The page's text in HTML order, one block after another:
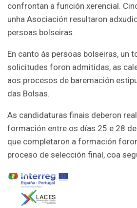
confrontan a función xerencial.
unha Asociación resultaron
persoas bolseiras.
En canto ás persoas bolseiras, un
solicitudes foron admitidas, as
aos procesos de baremación
das Bolsas.
As candidaturas finais deberon
formación entre os días 25 e 28
que completaron a formación
proceso de selección final, coa